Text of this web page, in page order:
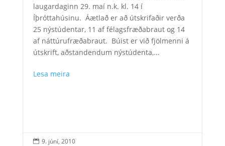
laugardaginn 29. maí n.k. kl. 14 í
Íþróttahúsinu. Áætlað er að útskrifaðir verða
25 nýstúdentar, 11 af félagsfræðabraut og 14
af náttúrufræðabraut. Búist er við fjölmenni á
útskrift, aðstandendum nýstúdenta,...
Lesa meira
 9. júní, 2010